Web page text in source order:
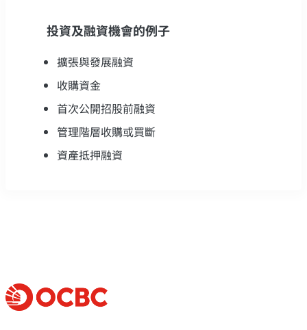
投資及融資機會的例子
擴張與發展融資
收購資金
首次公開招股前融資
管理階層收購或買斷
資產抵押融資